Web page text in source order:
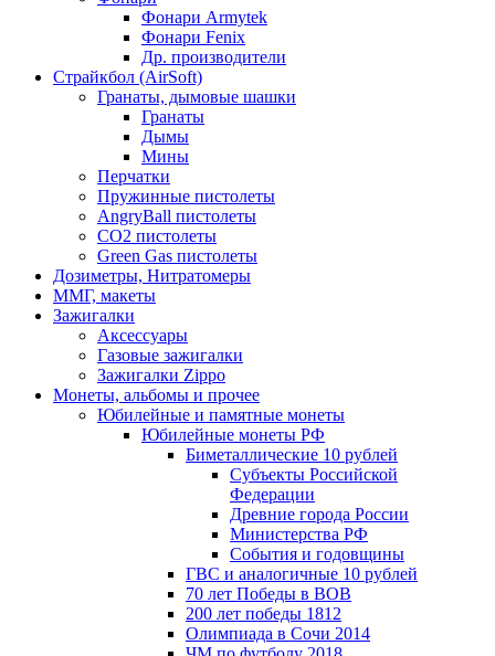
Фонари Armytek
Фонари Fenix
Др. производители
Страйкбол (AirSoft)
Гранаты, дымовые шашки
Гранаты
Дымы
Мины
Перчатки
Пружинные пистолеты
AngryBall пистолеты
CO2 пистолеты
Green Gas пистолеты
Дозиметры, Нитратомеры
ММГ, макеты
Зажигалки
Аксессуары
Газовые зажигалки
Зажигалки Zippo
Монеты, альбомы и прочее
Юбилейные и памятные монеты
Юбилейные монеты РФ
Биметаллические 10 рублей
Субъекты Российской
Федерации
Древние города России
Министерства РФ
События и годовщины
ГВС и аналогичные 10 рублей
70 лет Победы в ВОВ
200 лет победы 1812
Олимпиада в Сочи 2014